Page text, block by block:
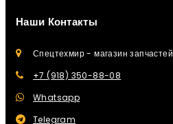
Наши Контакты
Спецтехмир - магазин запчастей
+7 (918) 350-88-08
Whatsapp
Telegram